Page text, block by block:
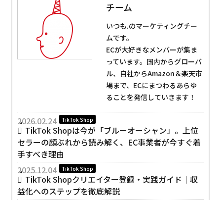
チーム
いつも.のマーケティングチー
ムです。
ECが大好きなメンバーが集ま
っています。国内からグローバ
ル、自社からAmazon＆楽天市
場まで、ECにまつわるあらゆ
ることを発信していきます！
2026.02.24 TikTok Shop
TikTok Shopは今が「ブルーオーシャン」。上位
セラーの顔ぶれから読み解く、EC事業者が今すぐ着
手すべき理由
2025.12.04
TikTok Shop
TikTok Shopクリエイター登録・実践ガイド｜収
益化へのステップを徹底解説